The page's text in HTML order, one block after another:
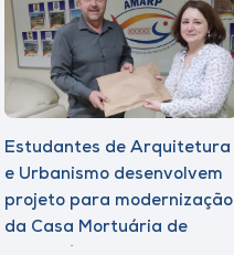
Estudantes de Arquitetura
e Urbanismo desenvolvem
projeto para modernização
da Casa Mortuária de